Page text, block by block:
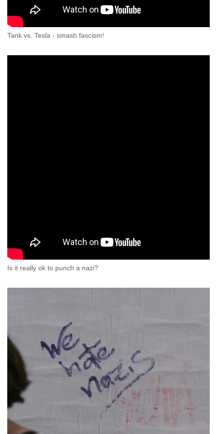
Tank vs. Tesla - smash fascism!
Is it really ok to punch a nazi?